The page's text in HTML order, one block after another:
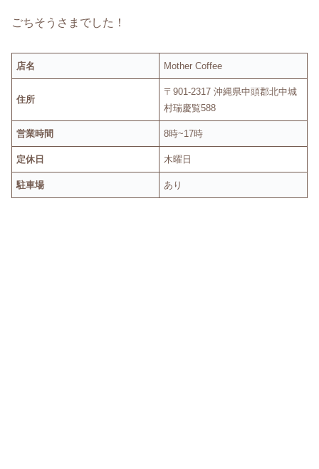
ごちそうさまでした！
店名 Mother Coffee
住所
〒901-2317 沖縄県中頭郡北中城
村瑞慶覧588
営業時間 8時~17時
定休日 木曜日
駐車場 あり